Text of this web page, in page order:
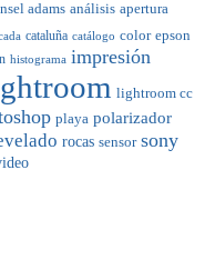
adams análisis apertura
cataluña catálogo color epson
histograma impresión
lightroom cc
playa polarizador
rocas sensor sony